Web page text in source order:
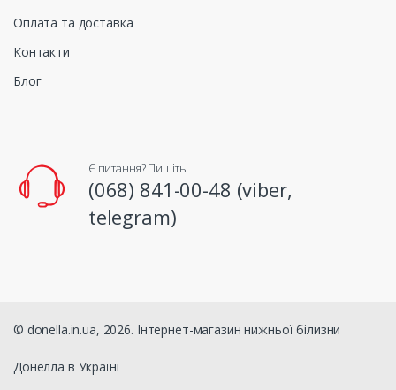
Оплата та доставка
Контакти
Блог
Є питання? Пишіть!
(068) 841-00-48 (viber,
telegram)
© donella.in.ua, 2026. Інтернет-магазин нижньої білизни
Донелла в Україні